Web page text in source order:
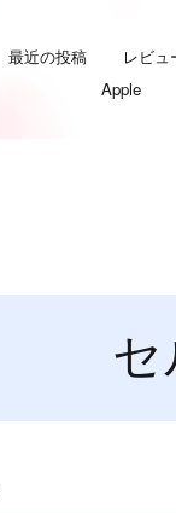
最近の投稿
レビ
Apple